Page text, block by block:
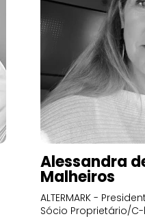
Alessandra
Malheiros
ALTERMARK -
Sócio Proprietário/C-